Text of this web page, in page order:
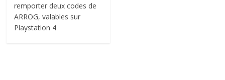
remporter deux codes de
ARROG, valables sur
Playstation 4